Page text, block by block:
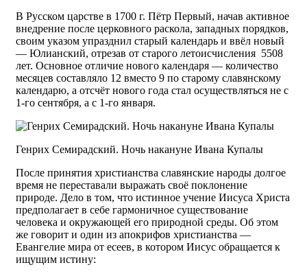
В Русском царстве в 1700 г. Пётр Первый, начав активное
внедрение после церковного раскола, западных порядков,
своим указом упразднил старый календарь и ввёл новый
— Юлианский, отрезав от старого летоисчисления 5508
лет. Основное отличие нового календаря — количество
месяцев составляло 12 вместо 9 по старому славянскому
календарю, а отсчёт нового года стал осуществляться не с
1-го сентября, а с 1-го января.
Генрих Семирадский. Ночь накануне Ивана Купалы
После принятия христианства славянские народы долгое
время не переставали выражать своё поклонение
природе. Дело в том, что истинное учение Иисуса Христа
предполагает в себе гармоничное существование
человека и окружающей его природной среды. Об этом
же говорит и один из апокрифов христианства —
Евангелие мира от есеев, в котором Иисус обращается к
ищущим истину: